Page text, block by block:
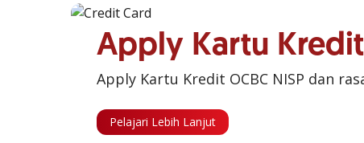
Apply Kartu Kredit
Apply Kartu Kredit OCBC NISP dan
Pelajari Lebih Lanjut